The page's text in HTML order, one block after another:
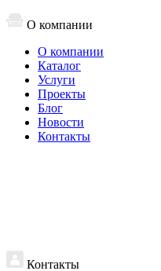
О компании
О компании
Каталог
Услуги
Проекты
Блог
Новости
Контакты
Контакты